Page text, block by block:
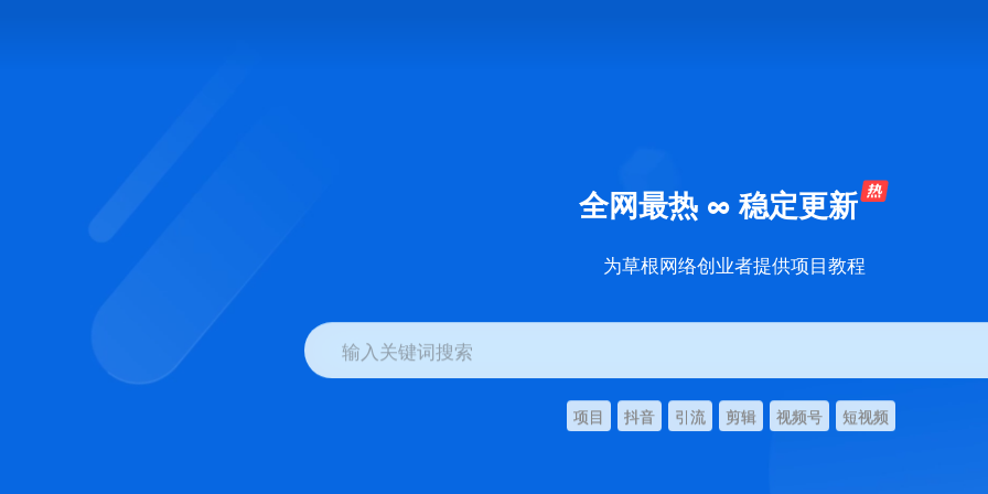
全网最热 ∞ 稳定更新
为草根网络创业者提供项目教程
输入关键词搜索
项目 抖音 引流 剪辑 视频号 短视频